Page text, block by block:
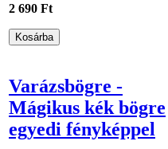
2 690 Ft
Varázsbögre -
Mágikus kék bögre
egyedi fényképpel